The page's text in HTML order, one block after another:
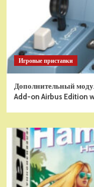
Игровые приставки
Дополнительный
Add-on Airbus Edition